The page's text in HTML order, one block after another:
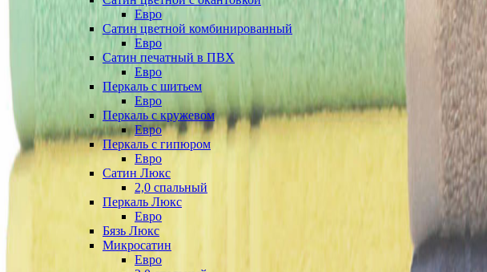
Евро
Сатин цветной комбинированный
Евро
Сатин печатный в ПВХ
Евро
Перкаль с шитьем
Евро
Перкаль с кружевом
Евро
Перкаль с гипюром
Евро
Сатин Люкс
2,0 спальный
Перкаль Люкс
Евро
Бязь Люкс
Микросатин
Евро